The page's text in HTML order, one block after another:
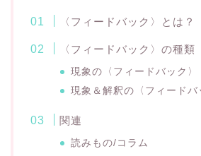
〈フィードバック〉とは？
〈フィードバック〉の種類
現象の〈フィードバック〉
現象＆解釈の〈フィードバ
関連
読みもの/コラム